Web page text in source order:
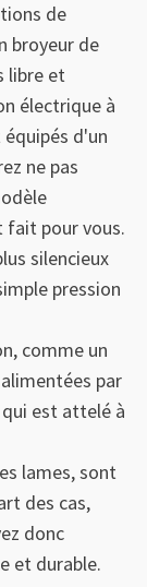
de
broyeur de
libre et
électrique à
d'un
ne pas
fait pour vous.
silencieux
pression
comme un
par
est attelé à
lames, sont
des cas,
donc
et durable.